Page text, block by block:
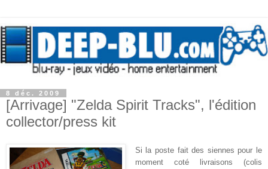
8 déc. 2009
[Arrivage] "Zelda Spirit Tracks", l'édition
collector/press kit
Si la poste fait des siennes pour le
moment coté livraisons (colis